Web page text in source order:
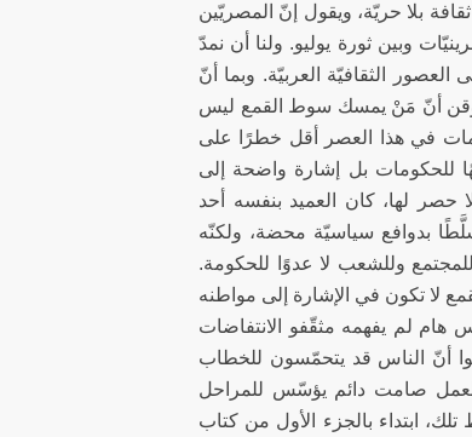
بلا حريّة، ويقول إنّ المصريّين
وبين ثورة يوليو. ولنا أن نمدّ
الثقافيّة العربيّة. وبما أنّ
يوقن أنّ مَنْ يمسك سوط القمع ليس
في هذا العصر أقل خطرًا على
للحكومات بل إشارة واضحة إلى
حصر لها، كان العميد بنفسه أحد
بدوافع سياسيّة محضة، ولكنّه
وللشعب لا عدوًا للحكومة.
لا تكون في الإشارة إلى مواطنه
لم يفهمه مثقّفو الانتفاضات
أنّ الناس قد يتحمّسون للخطاب
لعمل صامت دائم يؤسّس للمراحل
ابتداء بالجزء الأول من كتاب